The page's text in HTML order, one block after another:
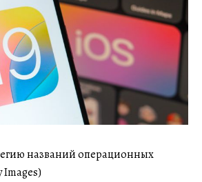
названий операционных
Images)